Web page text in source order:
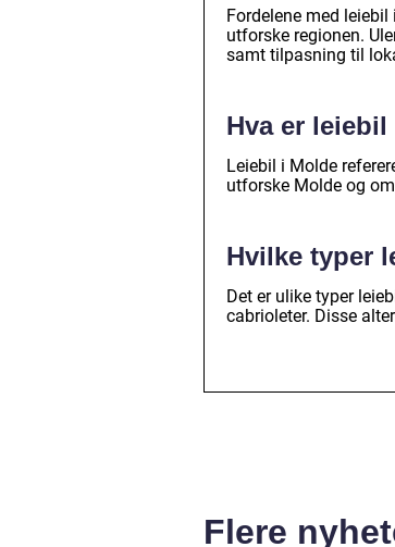
Fordelene med
utforske regionen.
samt tilpasning til
Hva er
Leiebil i Molde
utforske Molde og
Hvilke typer
Det er ulike typer
cabrioleter. Disse
Flere